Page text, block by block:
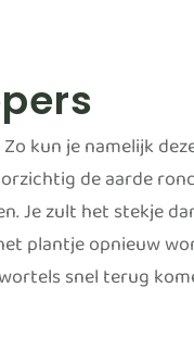
kun je namelijk
de aarde
Je zult het stekje
plantje opnieuw
snel terug